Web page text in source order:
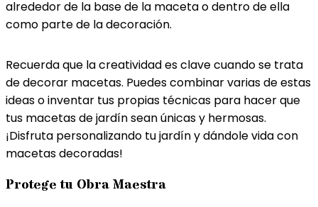
alrededor de la base de la maceta o dentro de ella
como parte de la decoración.
Recuerda que la creatividad es clave cuando se trata
de decorar macetas. Puedes combinar varias de estas
ideas o inventar tus propias técnicas para hacer que
tus macetas de jardín sean únicas y hermosas.
¡Disfruta personalizando tu jardín y dándole vida con
macetas decoradas!
Protege tu Obra Maestra